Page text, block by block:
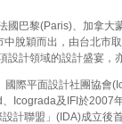
國巴黎(Paris)、加拿
脫穎而出，由台北市
計領域的設計盛宴，
際平面設計社團協會
Icograda及IFI於2007
計聯盟」(IDA)成立後